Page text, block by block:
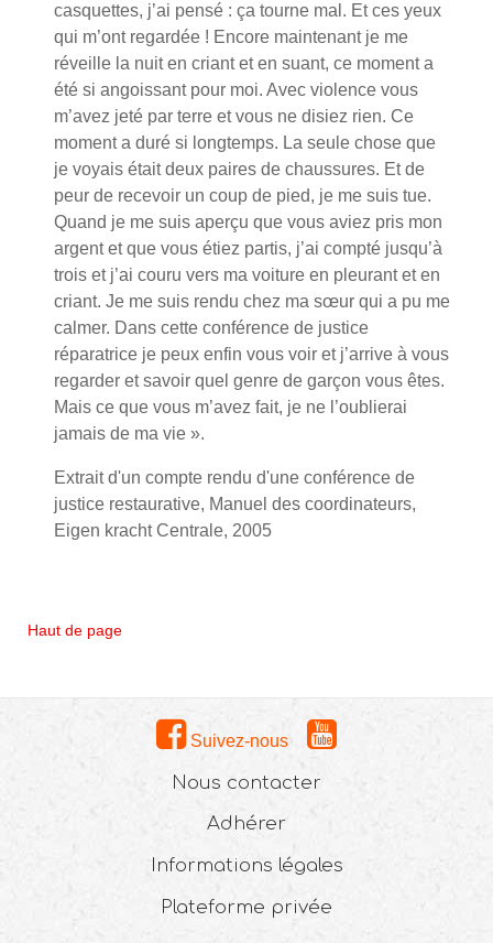
casquettes, j’ai pensé : ça tourne mal. Et ces yeux
qui m’ont regardée ! Encore maintenant je me
réveille la nuit en criant et en suant, ce moment a
été si angoissant pour moi. Avec violence vous
m’avez jeté par terre et vous ne disiez rien. Ce
moment a duré si longtemps. La seule chose que
je voyais était deux paires de chaussures. Et de
peur de recevoir un coup de pied, je me suis tue.
Quand je me suis aperçu que vous aviez pris mon
argent et que vous étiez partis, j’ai compté jusqu’à
trois et j’ai couru vers ma voiture en pleurant et en
criant. Je me suis rendu chez ma sœur qui a pu me
calmer. Dans cette conférence de justice
réparatrice je peux enfin vous voir et j’arrive à vous
regarder et savoir quel genre de garçon vous êtes.
Mais ce que vous m’avez fait, je ne l’oublierai
jamais de ma vie ».
Extrait d'un compte rendu d'une conférence de
justice restaurative, Manuel des coordinateurs,
Eigen kracht Centrale, 2005
Haut de page
Suivez-nous
Nous contacter
Adhérer
Informations légales
Plateforme privée